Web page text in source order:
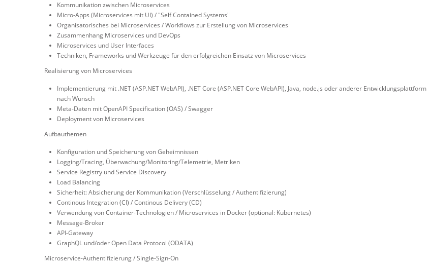
Kommunikation zwischen Microservices
Micro-Apps (Microservices mit UI) / "Self Contained Systems"
Organisatorisches bei Microservices / Workflows zur Erstellung von Microservices
Zusammenhang Microservices und DevOps
Microservices und User Interfaces
Techniken, Frameworks und Werkzeuge für den erfolgreichen Einsatz von Microservices
Realisierung von Microservices
Implementierung mit .NET (ASP.NET WebAPI), .NET Core (ASP.NET Core WebAPI), Java, node.js oder anderer Entwicklungsplattform
nach Wunsch
Meta-Daten mit OpenAPI Specification (OAS) / Swagger
Deployment von Microservices
Aufbauthemen
Konfiguration und Speicherung von Geheimnissen
Logging/Tracing, Überwachung/Monitoring/Telemetrie, Metriken
Service Registry und Service Discovery
Load Balancing
Sicherheit: Absicherung der Kommunikation (Verschlüsselung / Authentifizierung)
Continous Integration (CI) / Continous Delivery (CD)
Verwendung von Container-Technologien / Microservices in Docker (optional: Kubernetes)
Message-Broker
API-Gateway
GraphQL und/oder Open Data Protocol (ODATA)
Microservice-Authentifizierung / Single-Sign-On